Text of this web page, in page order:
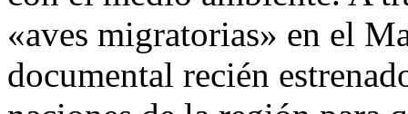
«aves migratorias» en el
documental recién